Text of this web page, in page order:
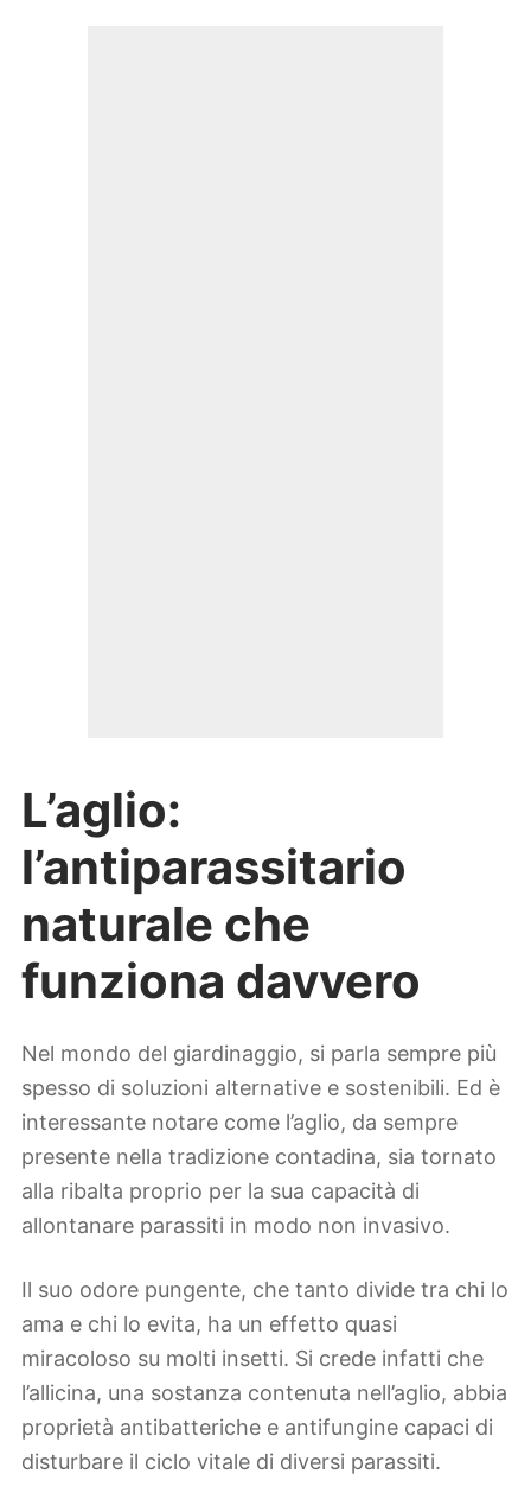
L’aglio:
l’antiparassitario
naturale che
funziona davvero
Nel mondo del giardinaggio, si parla sempre più
spesso di soluzioni alternative e sostenibili. Ed è
interessante notare come l’aglio, da sempre
presente nella tradizione contadina, sia tornato
alla ribalta proprio per la sua capacità di
allontanare parassiti in modo non invasivo.
Il suo odore pungente, che tanto divide tra chi lo
ama e chi lo evita, ha un effetto quasi
miracoloso su molti insetti. Si crede infatti che
l’allicina, una sostanza contenuta nell’aglio, abbia
proprietà antibatteriche e antifungine capaci di
disturbare il ciclo vitale di diversi parassiti.